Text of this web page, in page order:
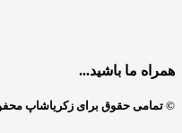
همراه ما باشید...
© تمامی حقوق برای زکریاشاپ